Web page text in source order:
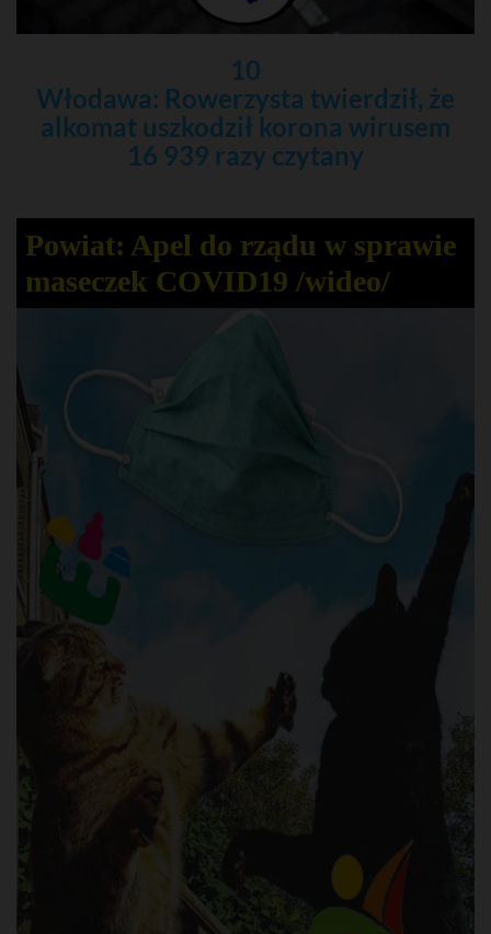
10
Włodawa: Rowerzysta twierdził, że
alkomat uszkodził korona wirusem
16 939 razy czytany
Powiat: Apel do rządu w sprawie
maseczek COVID19 /wideo/